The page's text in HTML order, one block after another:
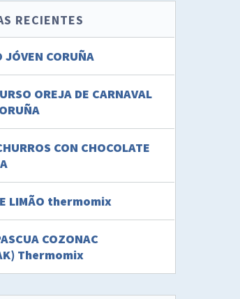
RECIENTES
JÓVEN CORUÑA
OREJA DE CARNAVAL
CON CHOCOLATE
LIMÃO thermomix
COZONAC
Thermomix